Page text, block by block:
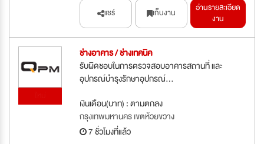
แชร์ เก็บงาน
อ่านรายละเอียด
งาน
ช่างอาคาร / ช่างเทคนิค
รับผิดชอบในการตรวจสอบอาคารสถานที่ และ
อุปกรณ์บำรุงรักษาอุปกรณ์...
เงินเดือน(บาท) : ตามตกลง
กรุงเทพมหานคร เขตห้วยขวาง
7 ชั่วโมงที่แล้ว